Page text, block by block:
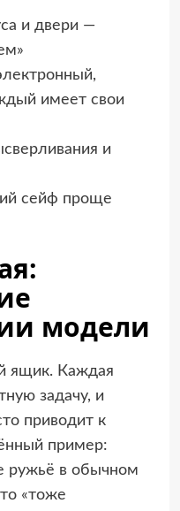
и двери —
имеет свои
и
сейф проще
модели
ящик. Каждая
задачу, и
приводит к
пример:
ружьё в обычном
«тоже